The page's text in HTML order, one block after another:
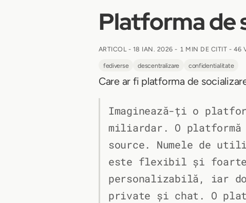
Platforma de
ARTICOL - 18 IAN. 2026 - 1 MIN DE CITIT - 46
fediverse descentralizare confidentialitate
Care ar fi platforma de
Imaginează-ți o
miliardar. O platformă
source. Numele de
este flexibil și
personalizabilă, iar
private și chat. O